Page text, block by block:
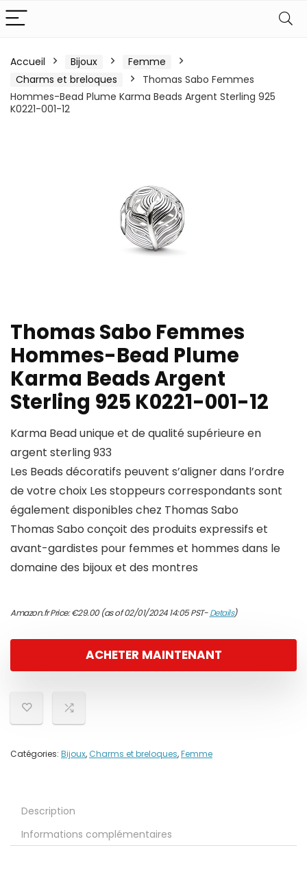
Accueil Bijoux
Femme
Charms et breloques
Thomas Sabo Femmes
Hommes-Bead Plume Karma Beads Argent Sterling 925
K0221-001-12
Thomas Sabo Femmes
Hommes-Bead Plume
Karma Beads Argent
Sterling 925 K0221-001-12
Karma Bead unique et de qualité supérieure en
argent sterling 933
Les Beads décoratifs peuvent s’aligner dans l’ordre
de votre choix Les stoppeurs correspondants sont
également disponibles chez Thomas Sabo
Thomas Sabo conçoit des produits expressifs et
avant-gardistes pour femmes et hommes dans le
domaine des bijoux et des montres
Amazon.fr Price:€29.00(as of 02/01/2024 14:05 PST-Details)
ACHETER MAINTENANT
Catégories: Bijoux, Charms et breloques,Femme
Description
Informations complémentaires